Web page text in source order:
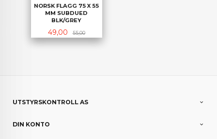
NORSK FLAGG 75 X 55
MM SUBDUED
BLK/GREY
Tilbud
49,00 55,00Rabatt
UTSTYRSKONTROLL AS
DIN KONTO